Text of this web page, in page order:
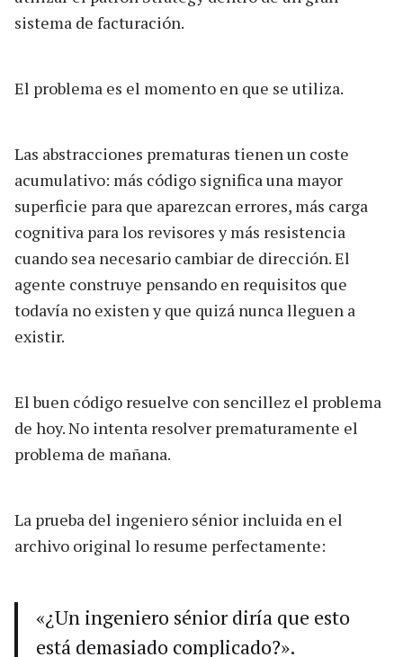
sistema de facturación.
El problema es el momento en que se utiliza.
Las abstracciones prematuras tienen un coste
acumulativo: más código significa una mayor
superficie para que aparezcan errores, más carga
cognitiva para los revisores y más resistencia
cuando sea necesario cambiar de dirección. El
agente construye pensando en requisitos que
todavía no existen y que quizá nunca lleguen a
existir.
El buen código resuelve con sencillez el problema
de hoy. No intenta resolver prematuramente el
problema de mañana.
La prueba del ingeniero sénior incluida en el
archivo original lo resume perfectamente:
«¿Un ingeniero sénior diría que esto
está demasiado complicado?».